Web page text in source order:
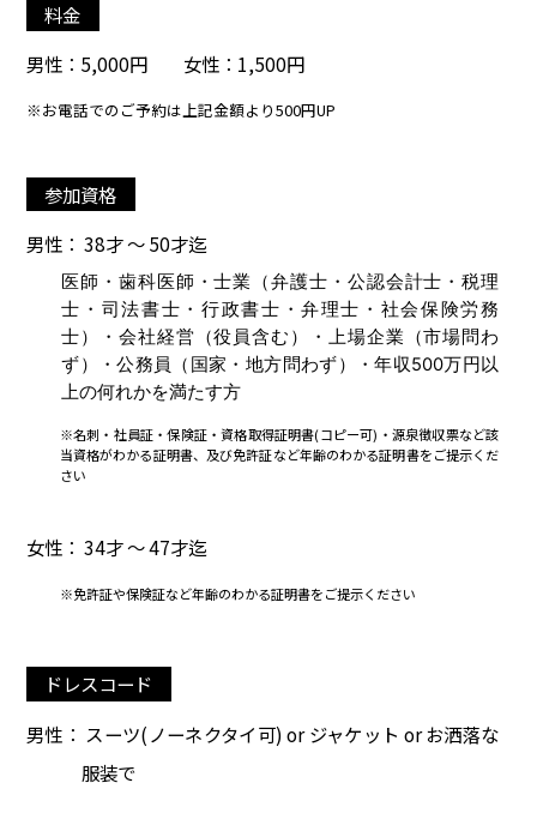
料金
男性：5,000円 女性：1,500円
※お電話でのご予約は上記金額より500円UP
参加資格
男性： 38才 ～ 50才迄
医師・歯科医師・士業（弁護士・公認会計士・税理
士・司法書士・行政書士・弁理士・社会保険労務
士）・会社経営（役員含む）・上場企業（市場問わ
ず）・公務員（国家・地方問わず）・年収500万円以
上の何れかを満たす方
※名刺・社員証・保険証・資格取得証明書(コピー可)・源泉徴収票など該
当資格がわかる証明書、及び免許証など年齢のわかる証明書をご提示くだ
さい
女性： 34才 ～ 47才迄
※免許証や保険証など年齢のわかる証明書をご提示ください
ドレスコード
男性： スーツ(ノーネクタイ可) or ジャケット or お洒落な
服装で